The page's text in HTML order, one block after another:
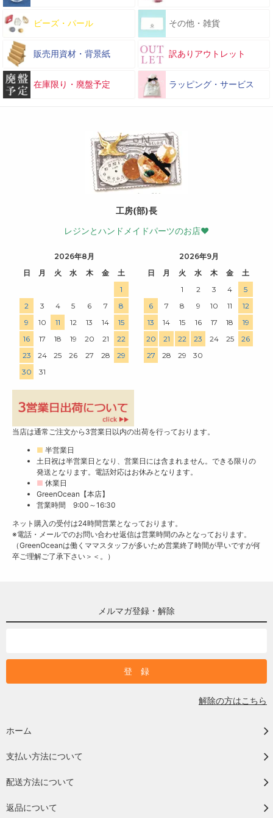
ビーズ・パール その他・雑貨
販売用資材・背景紙 訳ありアウトレット
在庫限り・廃盤予定 ラッピング・サービス
工房(部)長
レジンとハンドメイドパーツのお店♥
2026年8月
日
月 火 水 木 金
土
1
2
3 4 5 6 7
8
9
10 11 12 13 14
15
16
17 18 19 20 21
22
23
24 25 26 27 28
29
30
31
2026年9月
日
月 火 水 木 金
土
1
2 3 4
5
6
7 8 9 10 11
12
13
14 15 16 17 18
19
20
21 22 23 24 25
26
27
28 29 30
当店は通常ご注文から3営業日以内の出荷を行っております。
■ 半営業日
土日祝は半営業日となり、営業日には含まれません。できる限りの
発送となります。電話対応はお休みとなります。
■ 休業日
GreenOcean【本店】
営業時間 9:00～16:30
ネット購入の受付は24時間営業となっております。
※電話・メールでのお問い合わせ返信は営業時間のみとなっております。
（GreenOceanは働くママスタッフが多いため営業終了時間が早いですが何
卒ご理解ご了承下さい＞＜。）
メルマガ登録・解除
解除の方はこちら
ホーム
支払い方法について
配送方法について
返品について